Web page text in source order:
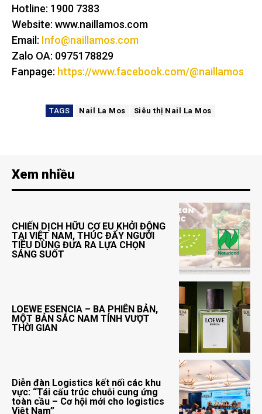
Hotline: 1900 7383
Website: www.naillamos.com
Email: Info@naillamos.com
Zalo OA: 0975178829
Fanpage: https://www.facebook.com/@naillamos
TAGS Nail La Mos Siêu thị Nail La Mos
Xem nhiều
CHIẾN DỊCH HỮU CƠ EU KHỞI ĐỘNG
TẠI VIỆT NAM, THÚC ĐẨY NGƯỜI
TIÊU DÙNG ĐƯA RA LỰA CHỌN
SÁNG SUỐT
LOEWE ESENCIA – BA PHIÊN BẢN,
MỘT BẢN SẮC NAM TÍNH VƯỢT
THỜI GIAN
Diễn đàn Logistics kết nối các khu
vực: “Tái cấu trúc chuỗi cung ứng
toàn cầu – Cơ hội mới cho logistics
Việt Nam”